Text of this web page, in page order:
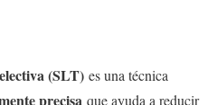
(SLT) es una técnica
precisa que ayuda a reducir